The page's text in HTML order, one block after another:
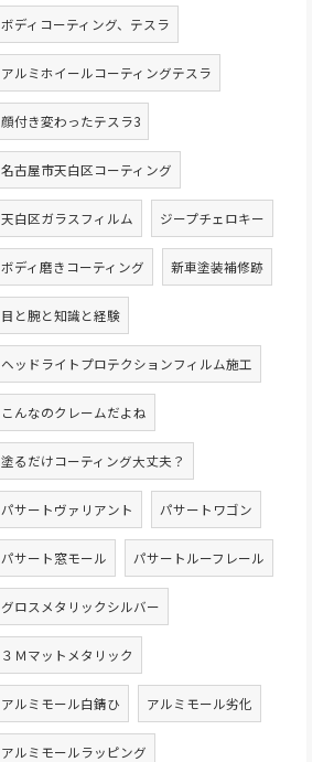
ボディコーティング、テスラ
アルミホイールコーティングテスラ
顔付き変わったテスラ3
名古屋市天白区コーティング
天白区ガラスフィルム ジープチェロキー
ボディ磨きコーティング 新車塗装補修跡
目と腕と知識と経験
ヘッドライトプロテクションフィルム施工
こんなのクレームだよね
塗るだけコーティング大丈夫？
パサートヴァリアント パサートワゴン
パサート窓モール パサートルーフレール
グロスメタリックシルバー
３Ｍマットメタリック
アルミモール白錆ひ アルミモール劣化
アルミモールラッピング